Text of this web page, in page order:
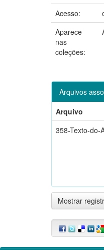
Acesso:
Aparece
nas
coleções:
Arquivos
Arquivo
358-Texto-do-
Mostrar